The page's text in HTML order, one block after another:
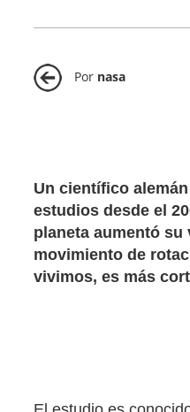
Por nasa
Un científico
estudios desde el
planeta aumentó su
movimiento de
vivimos, es más